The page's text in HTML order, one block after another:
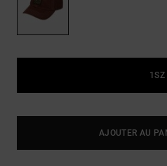
1SZ
AJOUTER AU